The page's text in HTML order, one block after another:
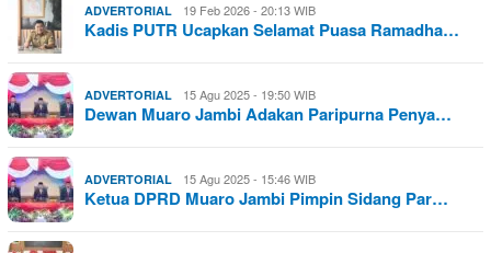
ADVERTORIAL 19 Feb 2026 - 20:13 WIB
Kadis PUTR Ucapkan Selamat Puasa Ramadha…
ADVERTORIAL 15 Agu 2025 - 19:50 WIB
Dewan Muaro Jambi Adakan Paripurna Penya…
ADVERTORIAL 15 Agu 2025 - 15:46 WIB
Ketua DPRD Muaro Jambi Pimpin Sidang Par…